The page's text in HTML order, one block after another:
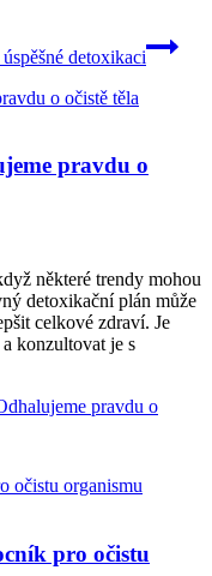
detoxikaci
pravdu o
některé trendy mohou
detoxikační plán může
celkové zdraví. Je
konzultovat je s
pravdu o
pro očistu